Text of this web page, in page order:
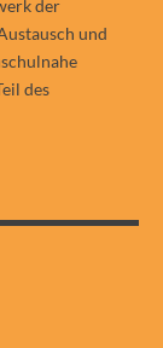
der
und
des